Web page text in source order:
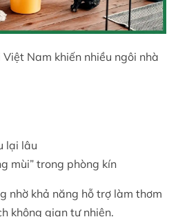
Nam khiến nhiều ngôi nhà
lại lâu
mùi” trong phòng kín
nhờ khả năng hỗ trợ làm thơm
không gian tự nhiên.